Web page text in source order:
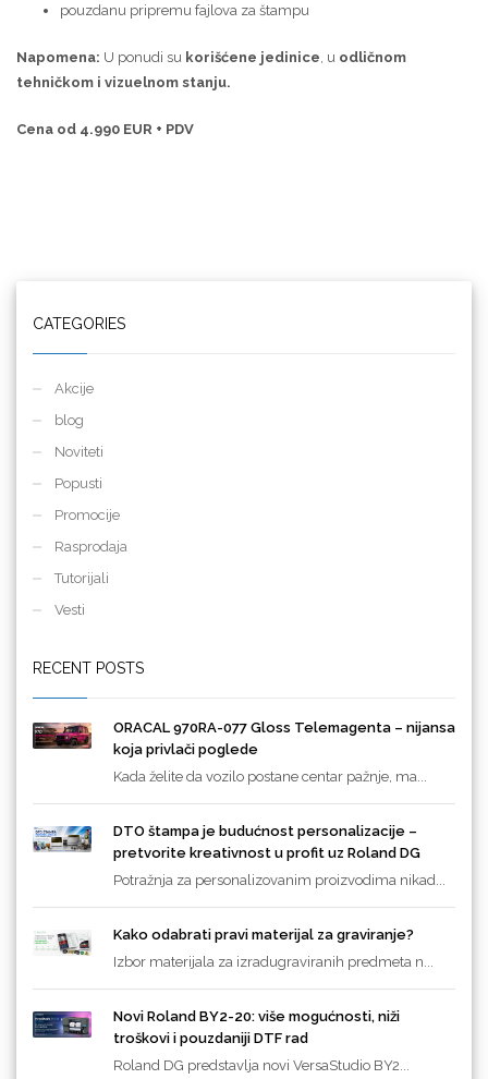
pouzdanu pripremu fajlova za štampu
Napomena: U ponudi su korišćene jedinice , u odličnom
tehničkom i vizuelnom stanju.
Cena od 4.990 EUR + PDV
CATEGORIES
Akcije
blog
Noviteti
Popusti
Promocije
Rasprodaja
Tutorijali
Vesti
RECENT POSTS
ORACAL 970RA-077 Gloss Telemagenta – nijansa
koja privlači poglede
Kada želite da vozilo postane centar pažnje, ma...
DTO štampa je budućnost personalizacije –
pretvorite kreativnost u profit uz Roland DG
Potražnja za personalizovanim proizvodima nikad...
Kako odabrati pravi materijal za graviranje?
Izbor materijala za izradugraviranih predmeta n...
Novi Roland BY2-20: više mogućnosti, niži
troškovi i pouzdaniji DTF rad
Roland DG predstavlja novi VersaStudio BY2...